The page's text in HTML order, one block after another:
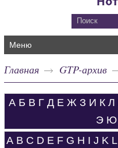
Меню
Главная GTP-архив
А Б В Г Д Е Ж З И К Л
Э Ю
A B C D E F G H I J K L